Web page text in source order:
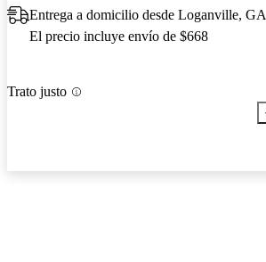
Entrega a domicilio desde Loganville, GA
El precio incluye envío de $668
Trato justo